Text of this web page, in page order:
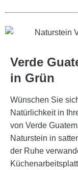
Verde
in Grün
Wünschen Sie
Natürlichkeit in
von Verde
Naturstein in
der Ruhe